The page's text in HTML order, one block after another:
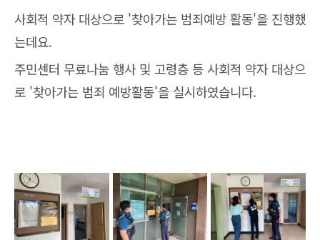
사회적 약자 대상으로 '찾아가는 범죄예방 활동'을 진행했
는데요.
주민센터 무료나눔 행사 및 고령층 등 사회적 약자 대상으
로 '찾아가는 범죄 예방활동'을 실시하였습니다.